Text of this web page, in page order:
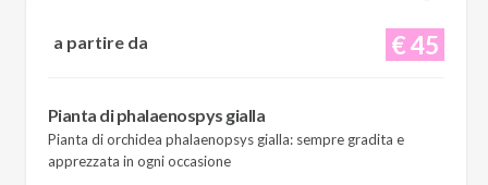
€ 45
a partire da
Pianta di phalaenospys gialla
Pianta di orchidea phalaenopsys gialla: sempre gradita e
apprezzata in ogni occasione